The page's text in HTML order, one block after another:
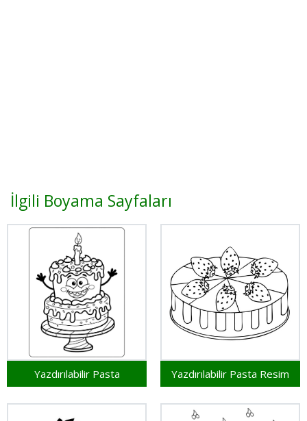
İlgili Boyama Sayfaları
Yazdırılabilir Pasta Yazdırılabilir Pasta Resim